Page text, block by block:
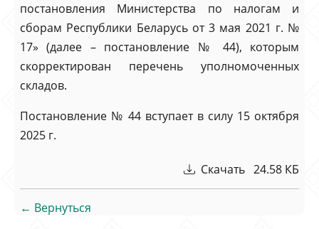
постановления Министерства по налогам и
сборам Республики Беларусь от 3 мая 2021 г. №
17» (далее – постановление № 44), которым
скорректирован перечень уполномоченных
складов.
Постановление № 44 вступает в силу 15 октября
2025 г.
Скачать 24.58 КБ
← Вернуться